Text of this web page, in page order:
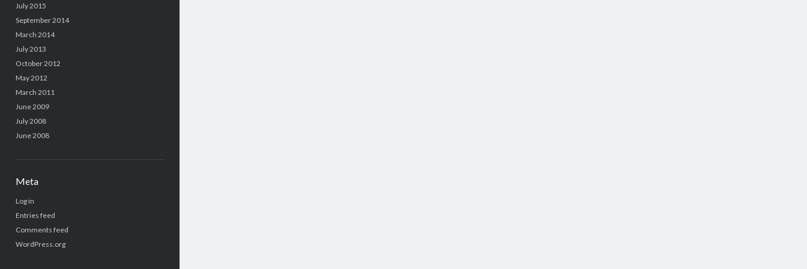
July 2015
September 2014
March 2014
July 2013
October 2012
May 2012
March 2011
June 2009
July 2008
June 2008
Meta
Log in
Entries feed
Comments feed
WordPress.org